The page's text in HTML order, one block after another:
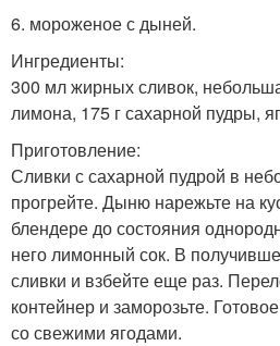
6. мороженое с дыней.
Ингредиенты:
300 мл жирных сливок,
лимона, 175 г сахарной пудры,
Приготовление:
Сливки с сахарной пудрой в
прогрейте. Дыню нарежьте на
блендере до состояния
него лимонный сок. В
сливки и взбейте еще раз.
контейнер и заморозьте.
со свежими ягодами.